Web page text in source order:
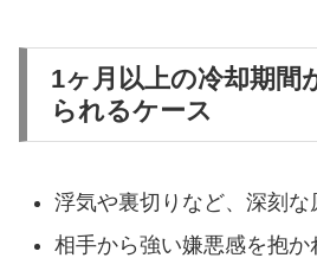
1ヶ月以上の冷却期間
られるケース
浮気や裏切りなど、深刻な
相手から強い嫌悪感を抱か